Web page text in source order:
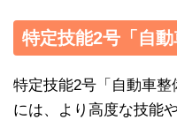
特定技能2号「自
特定技能2号「自動車
には、より高度な技能